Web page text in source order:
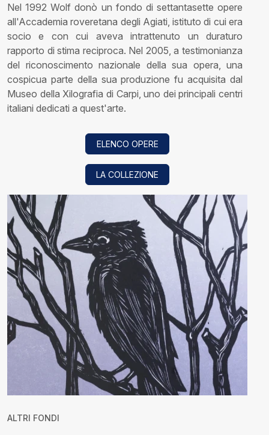
Nel 1992 Wolf donò un fondo di settantasette opere
all'Accademia roveretana degli Agiati, istituto di cui era
socio e con cui aveva intrattenuto un duraturo
rapporto di stima reciproca. Nel 2005, a testimonianza
del riconoscimento nazionale della sua opera, una
cospicua parte della sua produzione fu acquisita dal
Museo della Xilografia di Carpi, uno dei principali centri
italiani dedicati a quest'arte.
ELENCO OPERE
LA COLLEZIONE
ALTRI FONDI